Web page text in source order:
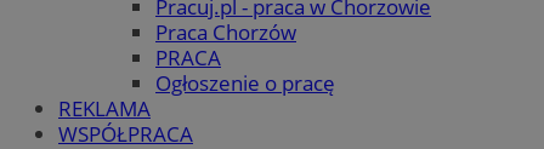
Pracuj.pl - praca w Chorzowie
Praca Chorzów
PRACA
Ogłoszenie o pracę
REKLAMA
WSPÓŁPRACA